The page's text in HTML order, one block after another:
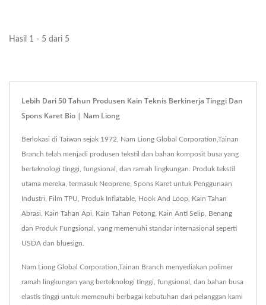
Hasil 1 - 5 dari 5
Lebih Dari 50 Tahun Produsen Kain Teknis Berkinerja Tinggi Dan
Spons Karet Bio | Nam Liong
Berlokasi di Taiwan sejak 1972, Nam Liong Global Corporation,Tainan
Branch telah menjadi produsen tekstil dan bahan komposit busa yang
berteknologi tinggi, fungsional, dan ramah lingkungan. Produk tekstil
utama mereka, termasuk Neoprene, Spons Karet untuk Penggunaan
Industri, Film TPU, Produk Inflatable, Hook And Loop, Kain Tahan
Abrasi, Kain Tahan Api, Kain Tahan Potong, Kain Anti Selip, Benang
dan Produk Fungsional, yang memenuhi standar internasional seperti
USDA dan bluesign.
Nam Liong Global Corporation,Tainan Branch menyediakan polimer
ramah lingkungan yang berteknologi tinggi, fungsional, dan bahan busa
elastis tinggi untuk memenuhi berbagai kebutuhan dari pelanggan kami